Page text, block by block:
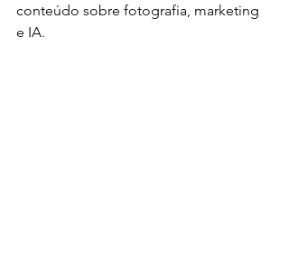
conteúdo sobre fotografia, marketing
e IA.